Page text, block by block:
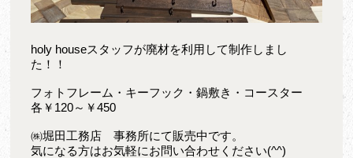
holy houseスタッフが廃材を利用して制作しまし
た！！
フォトフレーム・キーフック・鍋敷き・コースター
各￥120～￥450
㈱堀田工務店 事務所にて販売中です。
気になる方はお気軽にお問い合わせください(^^)